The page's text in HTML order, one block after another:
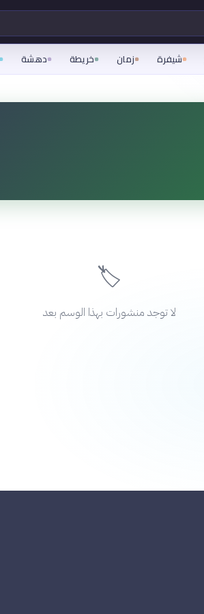
شيفرة زمان خريطة دهشة
🏷️
لا توجد منشورات بهذا الوسم بعد